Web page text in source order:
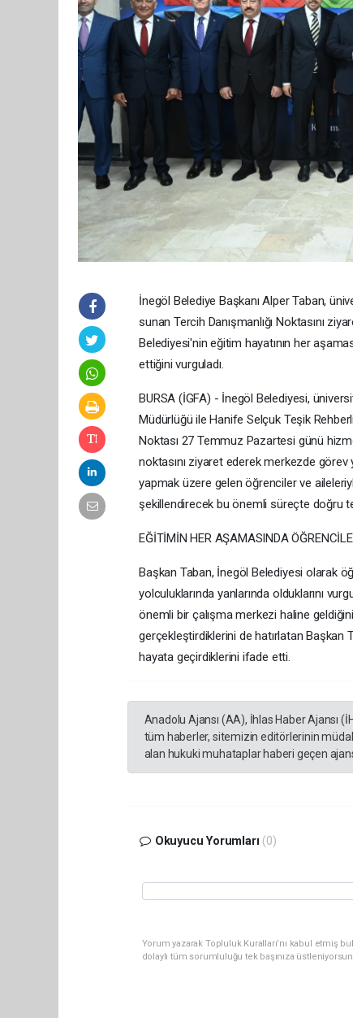
İnegöl Belediye Başkanı Alper Taban,
sunan Tercih Danışmanlığı Noktasını
Belediyesi'nin eğitim hayatının her
ettiğini vurguladı.
BURSA (İGFA) - İnegöl Belediyesi,
Müdürlüğü ile Hanife Selçuk Teşik
Noktası 27 Temmuz Pazartesi günü
noktasını ziyaret ederek merkezde görev
yapmak üzere gelen öğrenciler ve
şekillendirecek bu önemli süreçte doğru
EĞİTİMİN HER AŞAMASINDA
Başkan Taban, İnegöl Belediyesi olarak
yolculuklarında yanlarında olduklarını
önemli bir çalışma merkezi haline
gerçekleştirdiklerini de hatırlatan Başkan
hayata geçirdiklerini ifade etti.
Anadolu Ajansı (AA), İhlas Haber Ajansı
tüm haberler, sitemizin editörlerinin
alan hukuki muhataplar haberi geçen
Okuyucu Yorumları (0)
Yorum yazarak Topluluk Kuralları’nı kabul etmiş
dolaylı tüm sorumluluğu tek başınıza